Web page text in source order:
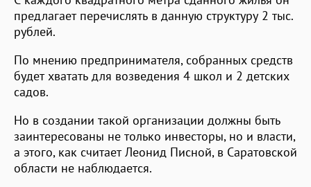
предлагает перечислять в данную структуру 2 тыс.
рублей.
По мнению предпринимателя, собранных средств
будет хватать для возведения 4 школ и 2 детских
садов.
Но в создании такой организации должны быть
заинтересованы не только инвесторы, но и власти,
а этого, как считает Леонид Писной, в Саратовской
области не наблюдается.